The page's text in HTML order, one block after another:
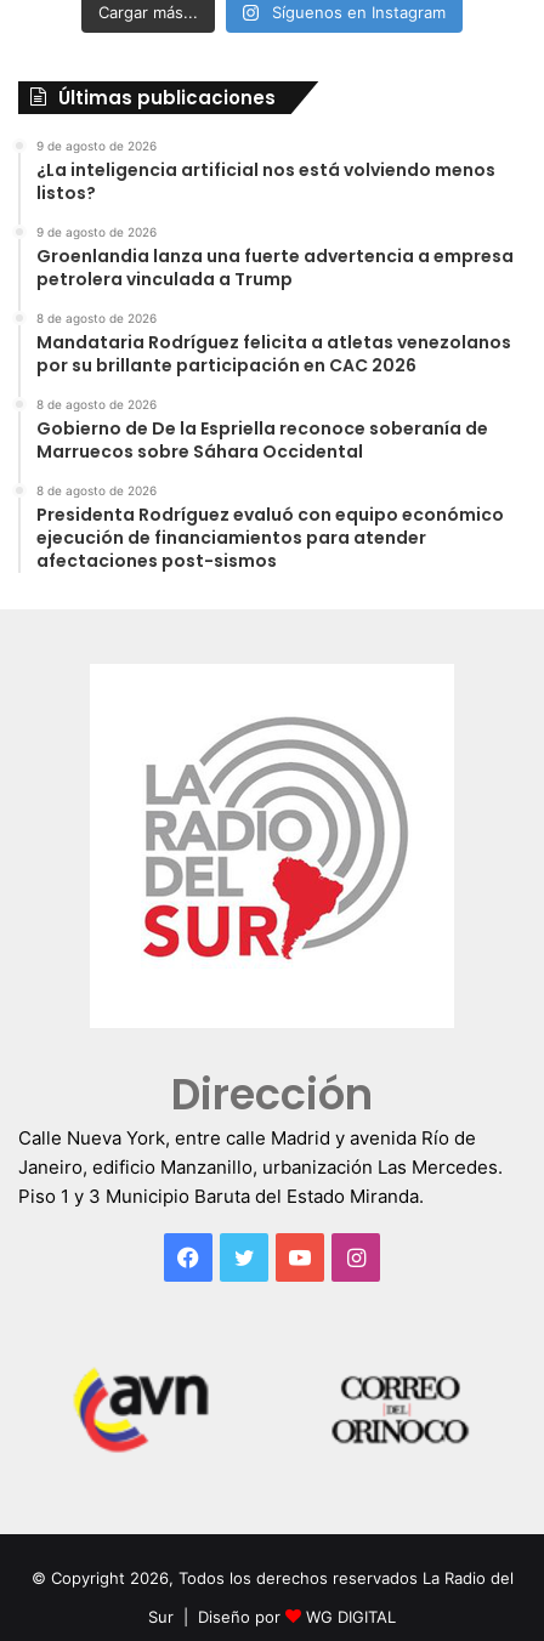
Cargar más... Síguenos en Instagram
Últimas publicaciones
9 de agosto de 2026
¿La inteligencia artificial nos está volviendo menos
listos?
9 de agosto de 2026
Groenlandia lanza una fuerte advertencia a empresa
petrolera vinculada a Trump
8 de agosto de 2026
Mandataria Rodríguez felicita a atletas venezolanos
por su brillante participación en CAC 2026
8 de agosto de 2026
Gobierno de De la Espriella reconoce soberanía de
Marruecos sobre Sáhara Occidental
8 de agosto de 2026
Presidenta Rodríguez evaluó con equipo económico
ejecución de financiamientos para atender
afectaciones post-sismos
Dirección
Calle Nueva York, entre calle Madrid y avenida Río de
Janeiro, edificio Manzanillo, urbanización Las Mercedes.
Piso 1 y 3 Municipio Baruta del Estado Miranda.
Facebook
TwitterYouTubeInstagram
© Copyright 2026, Todos los derechos reservados La Radio del
Sur | Diseño por
WG DIGITAL